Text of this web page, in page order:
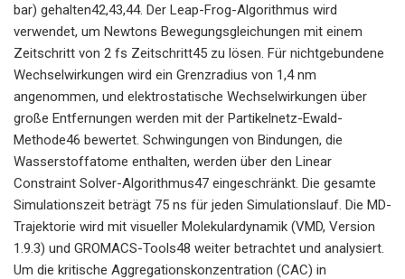
bar) gehalten42,43,44. Der Leap-Frog-Algorithmus wird
verwendet, um Newtons Bewegungsgleichungen mit einem
Zeitschritt von 2 fs Zeitschritt45 zu lösen. Für nichtgebundene
Wechselwirkungen wird ein Grenzradius von 1,4 nm
angenommen, und elektrostatische Wechselwirkungen über
große Entfernungen werden mit der Partikelnetz-Ewald-
Methode46 bewertet. Schwingungen von Bindungen, die
Wasserstoffatome enthalten, werden über den Linear
Constraint Solver-Algorithmus47 eingeschränkt. Die gesamte
Simulationszeit beträgt 75 ns für jeden Simulationslauf. Die MD-
Trajektorie wird mit visueller Molekulardynamik (VMD, Version
1.9.3) und GROMACS-Tools48 weiter betrachtet und analysiert.
Um die kritische Aggregationskonzentration (CAC) in